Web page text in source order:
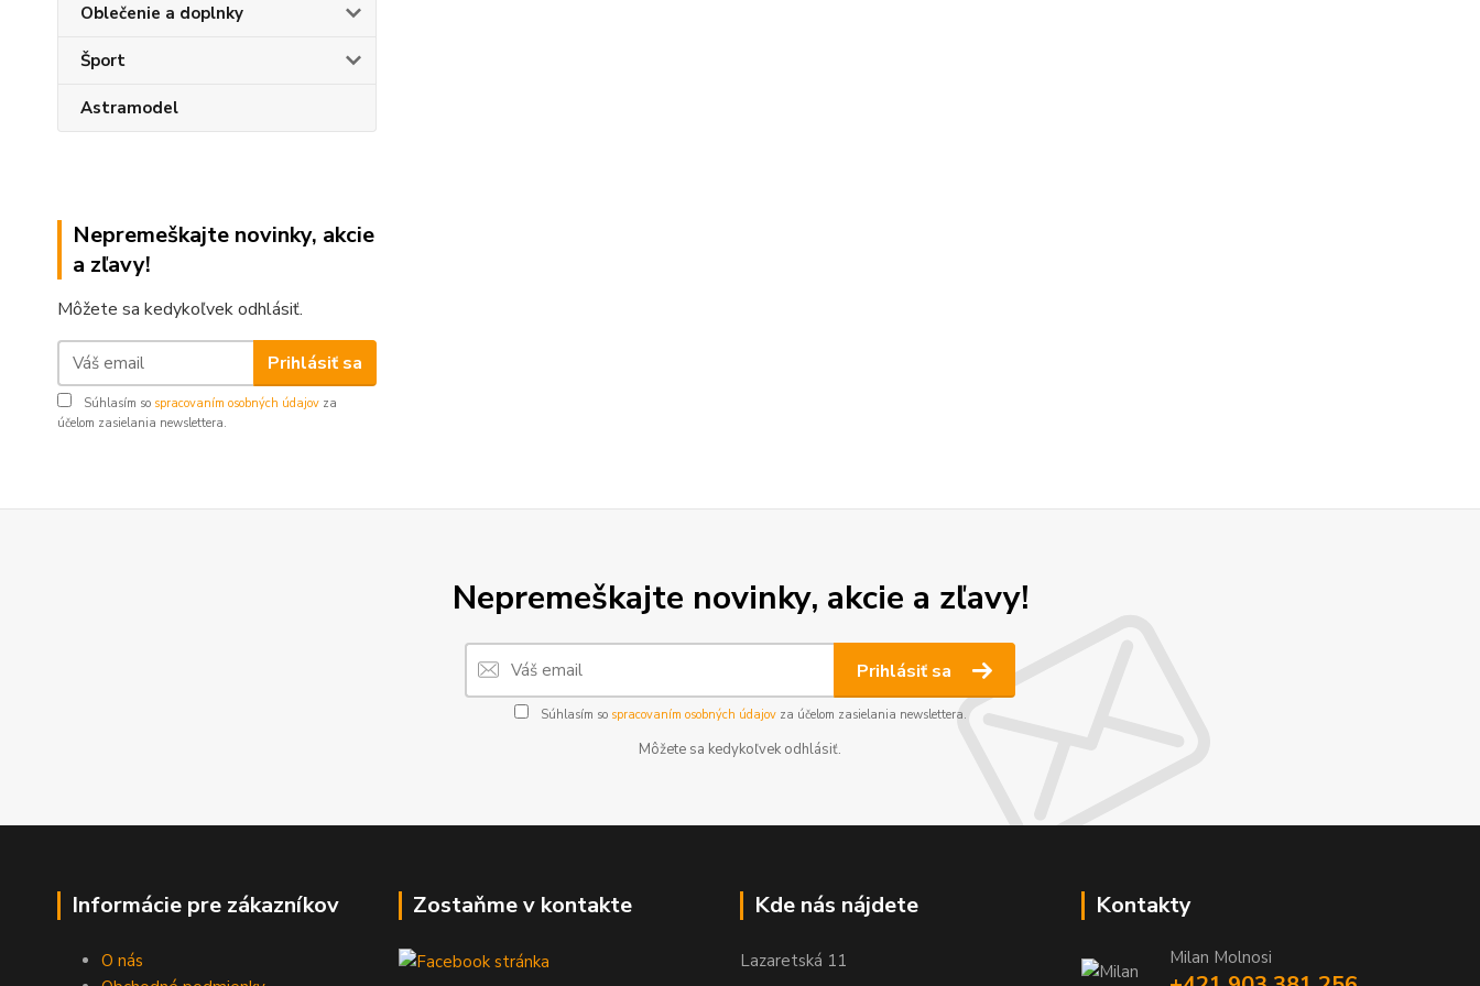
Oblečenie a doplnky
Šport
Astramodel
Nepremeškajte novinky, akcie
a zľavy!
Môžete sa kedykoľvek odhlásiť.
Prihlásiť sa
Súhlasím so spracovaním osobných údajov za
účelom zasielania newslettera.
Nepremeškajte novinky, akcie a zľavy!
Prihlásiť sa
Súhlasím so spracovaním osobných údajovza účelom zasielania newslettera.
Môžete sa kedykoľvek odhlásiť.
Informácie pre zákazníkov
O nás
Zostaňme v kontakte Kde nás nájdete
Lazaretská 11
Kontakty
Milan Molnosi